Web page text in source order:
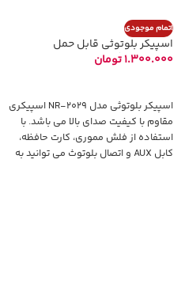
اتمام موجودی
اسپیکر بلوتوثی قابل حمل
نیوریکسینگ مدل NR – 2029
1.300.000تومان
اسپیکر بلوتوثی مدل NR-2029 اسپیکری
مقاوم با کیفیت صدای بالا می باشد. با
استفاده از فلش مموری، کارت حافظه،
کابل AUX و اتصال بلوتوث می توانید به